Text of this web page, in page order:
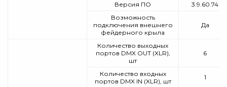
Версия ПО
3.9.60.74
Возможность
подключения внешнего
фейдерного крыла
Да
Количество выходных
портов DMX OUT (XLR),
шт
6
Количество входных
портов DMX IN (XLR), шт
1